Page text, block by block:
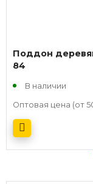
Поддон
84
В наличии
Оптовая цена (от